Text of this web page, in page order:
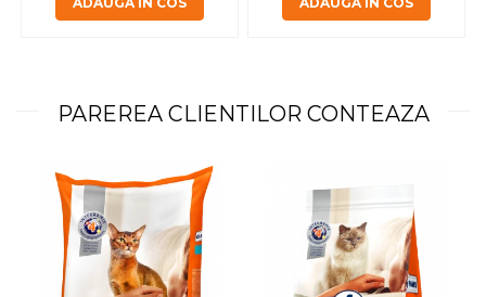
PAREREA CLIENTILOR CONTEAZA